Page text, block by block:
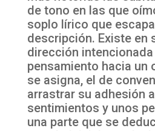
de tono en las que
soplo lírico que
descripción. Existe en
dirección
pensamiento hacia un
se asigna, el de
arrastrar su adhesión
sentimientos y unos
una parte que se